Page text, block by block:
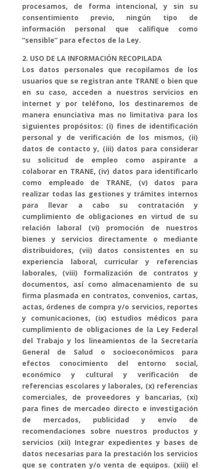
procesamos, de forma intencional, y sin su
consentimiento previo, ningún tipo de
información personal que califique como
“sensible” para efectos de la Ley.
2. USO DE LA INFORMACIÓN RECOPILADA
Los datos personales que recopilamos de los
usuarios que se registran ante TRANE o bien que
en su caso, acceden a nuestros servicios en
internet y por teléfono, los destinaremos de
manera enunciativa mas no limitativa para los
siguientes propósitos: (i) fines de identificación
personal y de verificación de los mismos, (ii)
datos de contacto y, (iii) datos para considerar
su solicitud de empleo como aspirante a
colaborar en TRANE, (iv) datos para identificarlo
como empleado de TRANE, (v) datos para
realizar todas las gestiones y trámites internos
para llevar a cabo su contratación y
cumplimiento de obligaciones en virtud de su
relación laboral (vi) promoción de nuestros
bienes y servicios directamente o mediante
distribuidores, (vii) datos consistentes en su
experiencia laboral, curricular y referencias
laborales, (viii) formalización de contratos y
documentos, así como almacenamiento de su
firma plasmada en contratos, convenios, cartas,
actas, órdenes de compra y/o servicios, reportes
y comunicaciones, (ix) estudios médicos para
cumplimiento de obligaciones de la Ley Federal
del Trabajo y los lineamientos de la Secretaría
General de Salud o socioeconómicos para
efectos conocimiento del entorno social,
económico y cultural y verificación de
referencias escolares y laborales, (x) referencias
comerciales, de proveedores y bancarias, (xi)
para fines de mercadeo directo e investigación
de mercados, publicidad y envío de
recomendaciones sobre nuestros productos y
servicios (xii) Integrar expedientes y bases de
datos necesarias para la prestación los servicios
que se contraten y/o venta de equipos. (xiii) el